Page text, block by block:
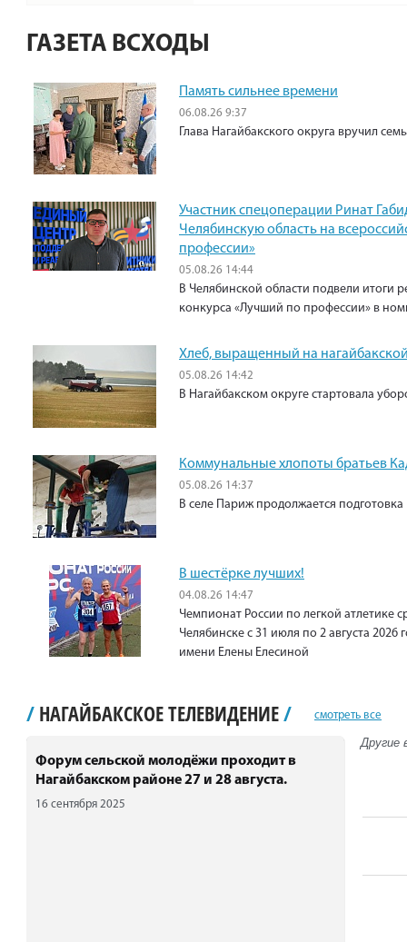
ГАЗЕТА ВСХОДЫ
Память сильнее времени
06.08.26 9:37
Глава Нагайбакского округа вручил
Участник спецоперации Ринат
Челябинскую область на
профессии»
05.08.26 14:44
В Челябинской области подвели итоги
конкурса «Лучший по профессии» в
Хлеб, выращенный на
05.08.26 14:42
В Нагайбакском округе стартовала
Коммунальные хлопоты братьев
05.08.26 14:37
В селе Париж продолжается подготовка
В шестёрке лучших!
04.08.26 14:47
Чемпионат России по легкой атлетике
Челябинске с 31 июля по 2 августа 2026
имени Елены Елесиной
/ НАГАЙБАКСКОЕ ТЕЛЕВИДЕНИЕ/ смотреть все
Форум сельской молодёжи проходит в
Нагайбакском районе 27 и 28 августа.
16 сентября 2025
Другие